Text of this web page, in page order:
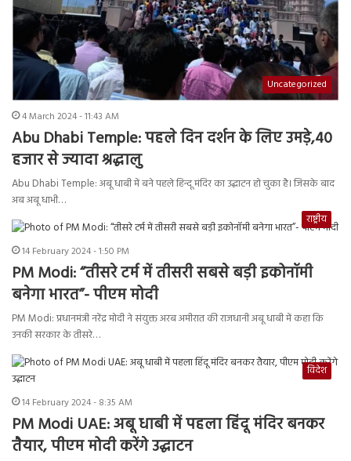
Uncategorized
4 March 2024 - 11:43 AM
Abu Dhabi Temple: पहले दिन दर्शन के लिए उमड़े,40
हजार से ज्यादा श्रद्धालु
Abu Dhabi Temple: अबू धाबी में बने पहले हिन्दू मंदिर का उद्घाटन हो चुका है। जिसके बाद
अब अबू धाभी…
राष्ट्रीय
14 February 2024 - 1:50 PM
PM Modi: “तीसरे टर्म में तीसरी सबसे बड़ी इकोनॉमी
बनेगा भारत”- पीएम मोदी
PM Modi: प्रधानमंत्री नरेंद्र मोदी ने संयुक्त अरब अमीरात की राजधानी अबू धाबी में कहा कि
उनकी सरकार के तीसरे…
विदेश
14 February 2024 - 8:35 AM
PM Modi UAE: अबू धाबी में पहला हिंदू मंदिर बनकर
तैयार, पीएम मोदी करेंगे उद्घाटन